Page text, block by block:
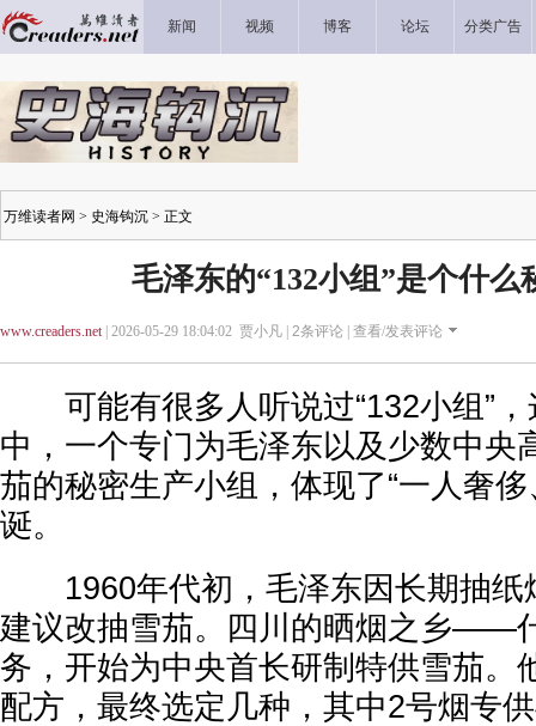
新闻 视频 博客 论坛 分类广告
万维读者网 > 史海钩沉 > 正文
毛泽东的“132小组”是个什么
www.creaders.net| 2026-05-29 18:04:02 贾小凡 | 2条评论 | 查看/发表评论
可能有很多人听说过“132小组”，
中，一个专门为毛泽东以及少数中央
茄的秘密生产小组，体现了“一人奢
诞。
1960年代初，毛泽东因长期抽纸
建议改抽雪茄。四川的晒烟之乡——
务，开始为中央首长研制特供雪茄。
配方，最终选定几种，其中2号烟专